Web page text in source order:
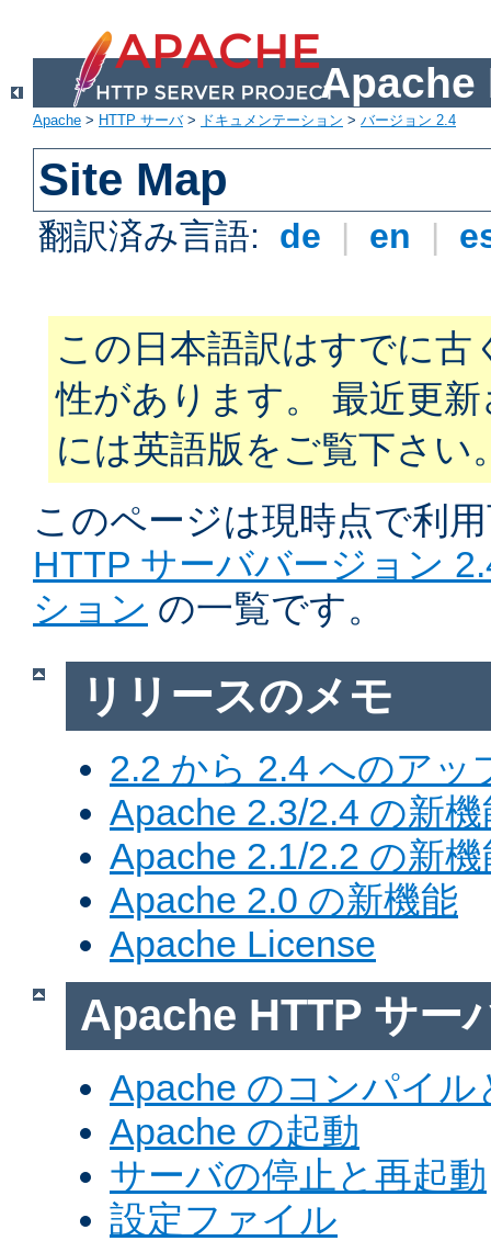
Apache
Apache > HTTP サーバ> ドキュメンテーション > バージョン 2.4
Site Map
翻訳済み言語: de | en |
この日本語訳はすでに古
性があります。 最近更
には英語版をご覧下さい
このページは現時点で利
HTTP サーババージョン
ション の一覧です。
リリースのメモ
2.2 から 2.4 へのアッ
Apache 2.3/2.4 の新機
Apache 2.1/2.2 の新機
Apache 2.0 の新機能
Apache License
Apache HTTP サー
Apache のコンパイ
Apache の起動
サーバの停止と再起動
設定ファイル